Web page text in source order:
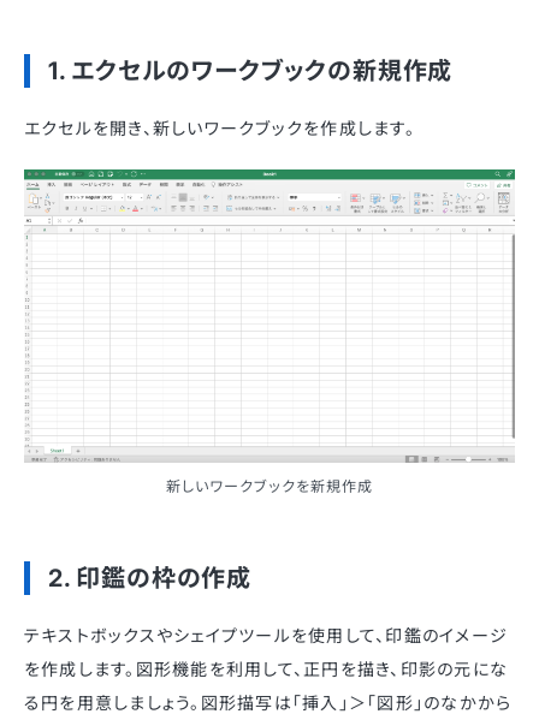
1. エクセルのワークブックの新規作成
エクセルを開き、新しいワークブックを作成します。
新しいワークブックを新規作成
2. 印鑑の枠の作成
テキストボックスやシェイプツールを使用して、印鑑のイメージ
を作成します。図形機能を利用して、正円を描き、印影の元にな
る円を用意しましょう。図形描写は「挿入」＞「図形」のなかから